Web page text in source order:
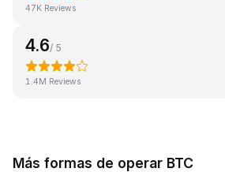
47K Reviews
4.6/ 5
1.4M Reviews
Más formas de operar BTC